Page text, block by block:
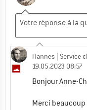
Hannes | Service
19.05.2023 08:57
Bonjour Anne-
Merci